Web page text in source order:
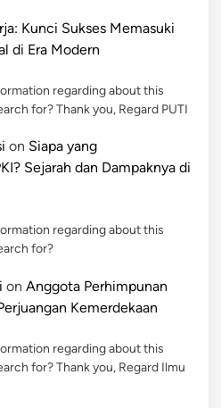
Kunci Sukses Memasuki
di Era Modern
regarding about this
for? Thank you, Regard PUTI
on Siapa yang
Sejarah dan Dampaknya di
regarding about this
for?
on Anggota Perhimpunan
Kemerdekaan
regarding about this
for? Thank you, Regard Ilmu